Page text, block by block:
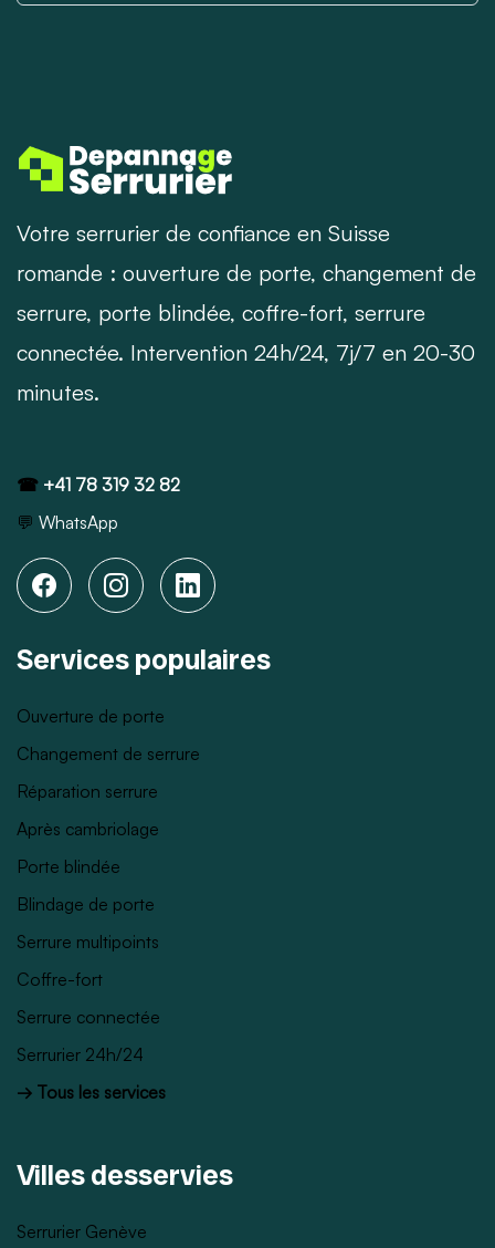
Votre serrurier de confiance en Suisse
romande : ouverture de porte, changement de
serrure, porte blindée, coffre-fort, serrure
connectée. Intervention 24h/24, 7j/7 en 20-30
minutes.
☎ +41 78 319 32 82
💬 WhatsApp
Services populaires
Ouverture de porte
Changement de serrure
Réparation serrure
Après cambriolage
Porte blindée
Blindage de porte
Serrure multipoints
Coffre-fort
Serrure connectée
Serrurier 24h/24
→ Tous les services
Villes desservies
Serrurier Genève